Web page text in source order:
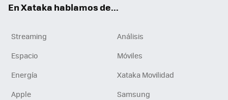
En Xataka hablamos de...
Streaming
Análisis
Espacio
Móviles
Energía
Xataka Movilidad
Apple
Samsung